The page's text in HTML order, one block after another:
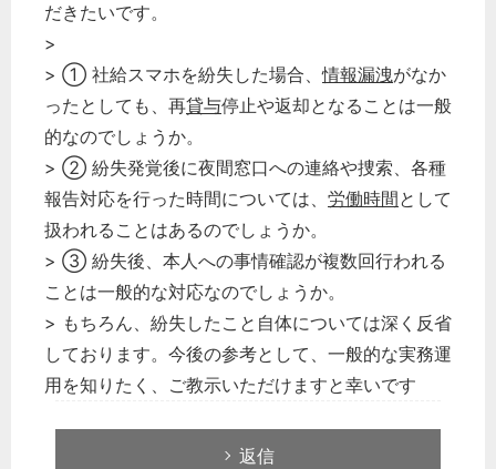
だきたいです。
>
> ① 社給スマホを紛失した場合、情報漏洩がなか
ったとしても、再貸与停止や返却となることは一般
的なのでしょうか。
> ② 紛失発覚後に夜間窓口への連絡や捜索、各種
報告対応を行った時間については、 労働時間として
扱われることはあるのでしょうか。
> ③ 紛失後、本人への事情確認が複数回行われる
ことは一般的な対応なのでしょうか。
> もちろん、紛失したこと自体については深く反省
しております。今後の参考として、一般的な実務運
用を知りたく、ご教示いただけますと幸いです
返信